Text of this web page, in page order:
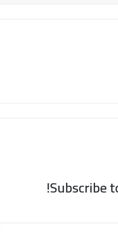
Subscribe